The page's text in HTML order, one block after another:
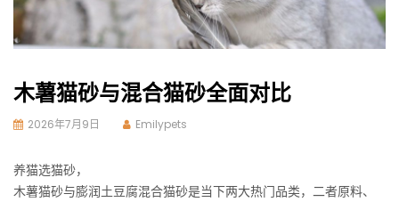
木薯猫砂与混合猫砂全面对比
2026年7月9日 Emilypets
养猫选猫砂，
木薯猫砂与膨润土豆腐混合猫砂是当下两大热门品类，二者原料、